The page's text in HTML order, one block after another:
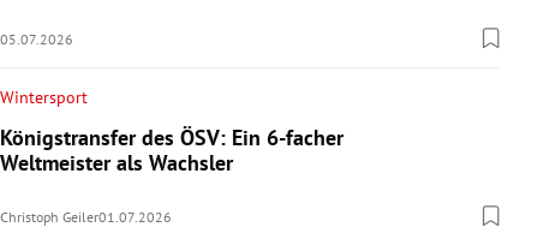
05.07.2026
Wintersport
Königstransfer des ÖSV: Ein 6-facher
Weltmeister als Wachsler
Christoph Geiler01.07.2026